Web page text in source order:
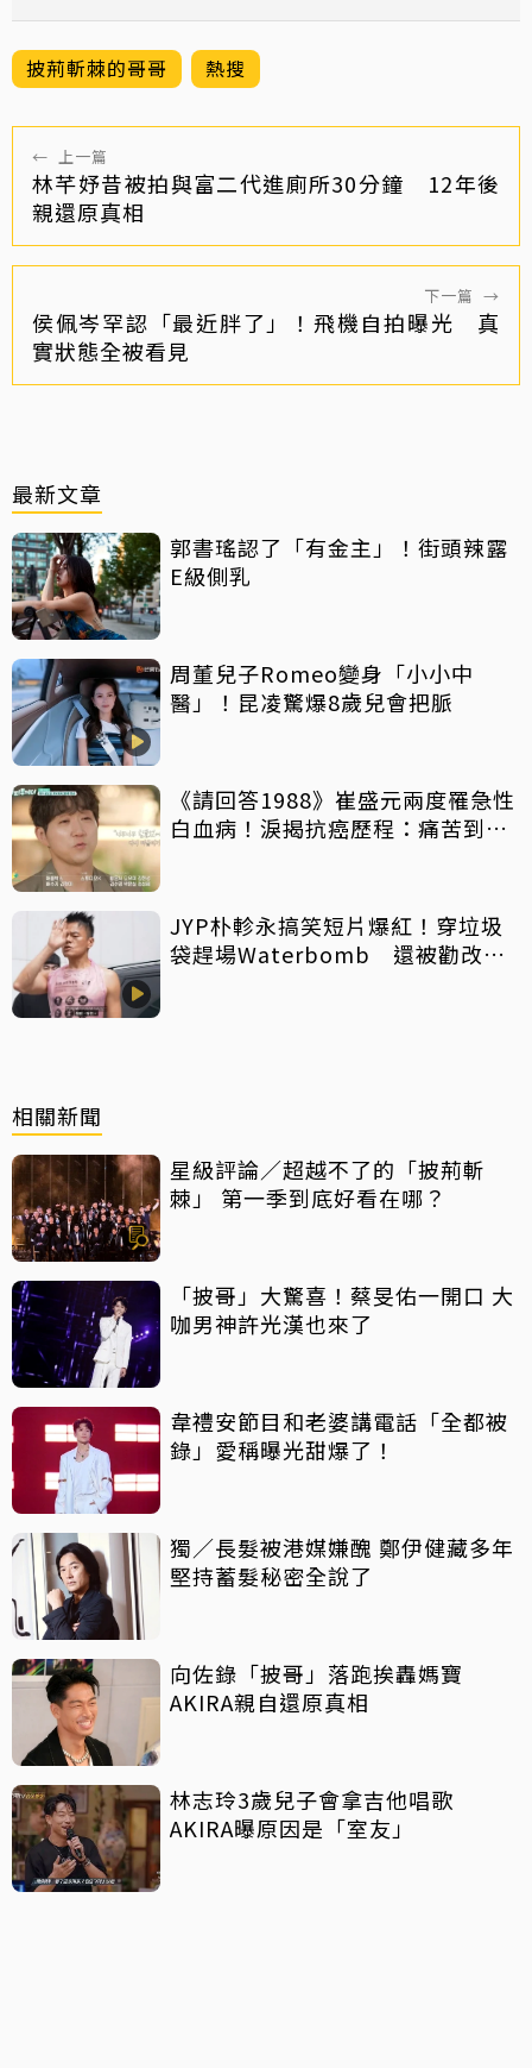
披荊斬棘的哥哥 熱搜
← 上一篇
林芊妤昔被拍與富二代進廁所30分鐘 12年後
親還原真相
下一篇 →
侯佩岑罕認「最近胖了」！飛機自拍曝光 真
實狀態全被看見
最新文章
郭書瑤認了「有金主」！街頭辣露
E級側乳
周董兒子Romeo變身「小小中
醫」！昆凌驚爆8歲兒會把脈
《請回答1988》崔盛元兩度罹急性
白血病！淚揭抗癌歷程：痛苦到不
JYP朴軫永搞笑短片爆紅！穿垃圾
袋趕場Waterbomb 還被勸改名
相關新聞
星級評論／超越不了的「披荊斬
棘」 第一季到底好看在哪？
「披哥」大驚喜！蔡旻佑一開口 大
咖男神許光漢也來了
韋禮安節目和老婆講電話「全都被
錄」愛稱曝光甜爆了！
獨／長髮被港媒嫌醜 鄭伊健藏多年
堅持蓄髮秘密全說了
向佐錄「披哥」落跑挨轟媽寶
AKIRA親自還原真相
林志玲3歲兒子會拿吉他唱歌
AKIRA曝原因是「室友」